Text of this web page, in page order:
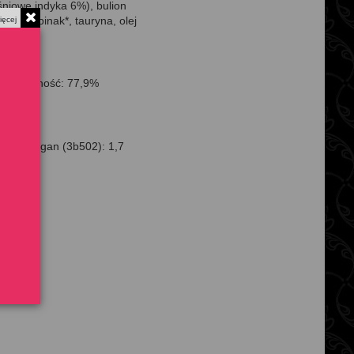
indyka 6%), bulion
szpinak*, tauryna, olej
Wilgotność: 77,9%
Mangan (3b502): 1,7